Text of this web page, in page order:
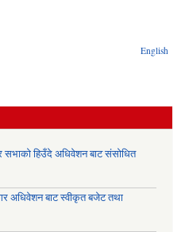
English
हिउँदे अधिवेशन बाट संसोधित
अधिवेशन बाट स्वीकृत बजेट तथा